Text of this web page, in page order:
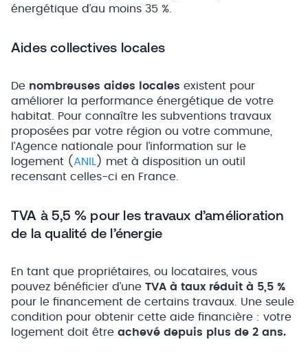
énergétique d’au moins 35 %.
Aides collectives locales
De nombreuses aides locales existent pour
améliorer la performance énergétique de votre
habitat. Pour connaître les subventions travaux
proposées par votre région ou votre commune,
l’Agence nationale pour l’information sur le
logement ( ANIL
) met à disposition un outil
recensant celles-ci en France.
TVA à 5,5 % pour les travaux d’amélioration
de la qualité de l’énergie
En tant que propriétaires, ou locataires, vous
pouvez bénéficier d’une TVA à taux réduit à 5,5 %
pour le financement de certains travaux. Une seule
condition pour obtenir cette aide financière : votre
logement doit être achevé depuis plus de 2 ans.